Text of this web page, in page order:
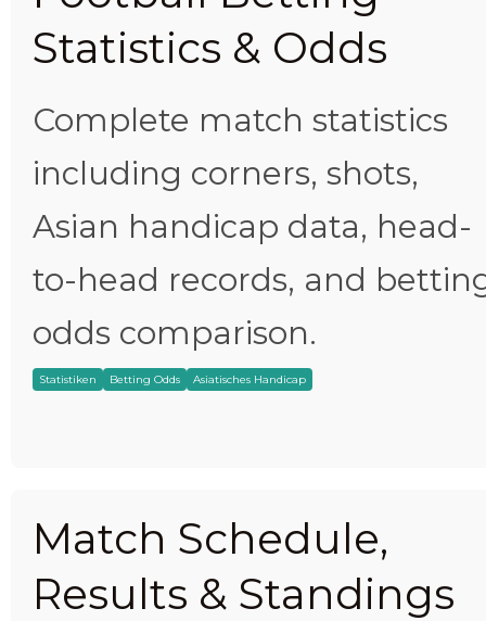
Statistics & Odds
Complete match statistics
including corners, shots,
Asian handicap data, head-
to-head records, and
odds comparison.
Statistiken Betting Odds Asiatisches Handicap
Match Schedule,
Results & Standings